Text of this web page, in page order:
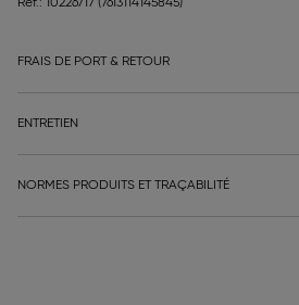
Ref.: 10226717 (7613114145845)
FRAIS DE PORT & RETOUR
ENTRETIEN
NORMES PRODUITS ET TRAÇABILITÉ